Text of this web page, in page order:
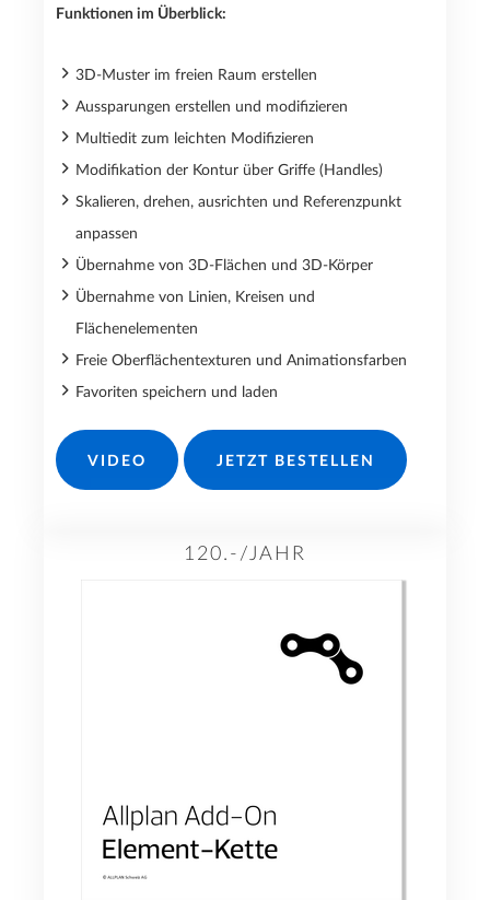
Funktionen im Überblick:
3D-Muster im freien Raum erstellen
Aussparungen erstellen und modifizieren
Multiedit zum leichten Modifizieren
Modifikation der Kontur über Griffe (Handles)
Skalieren, drehen, ausrichten und Referenzpunkt
anpassen
Übernahme von 3D-Flächen und 3D-Körper
Übernahme von Linien, Kreisen und
Flächenelementen
Freie Oberflächentexturen und Animationsfarben
Favoriten speichern und laden
VIDEO JETZT BESTELLEN
120.-/JAHR